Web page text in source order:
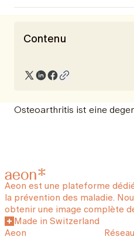
Contenu
Osteoarthritis ist eine
Aeon est une plateforme
la prévention des maladie.
obtenir une image complète
Made in Switzerland
Aeon